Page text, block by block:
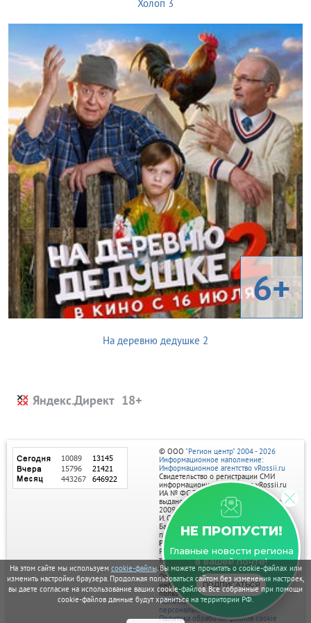
На этом сайте мы используем cookie-файлы. Вы можете прочитать о cookie-файлах или
изменить настройки браузера. Продолжая пользоваться сайтом без изменения настроек,
вы даете согласие на использование ваших cookie-файлов. Все собранные при помощи
cookie-файлов данные будут храниться на территории РФ.
Холоп 3
6+
На деревню дедушке 2
Яндекс.Директ
НЕ ПРОПУСТИ!
Главные новости региона
в вашей почте!
ПОДПИСАТЬСЯ
© ООО "Регион центр" 2004 - 2026
Информационное наполнение:
Информационное агентство vRossii.ru
Свидетельство о регистрации СМИ
информационного агентства vRossii.ru
ИА № ФС 77‑35502
выдано РОСКОМНАДЗОРом 04 марта
2009г.
И. О. Главного редактора Нарыков А. Н.
Баннеры на портале размещаются на
правах рекламы.
Реклама на портале:
Рекламное агентство "Умный маркетинг"
тел. 7-910-267-70-40,
email: umnyy.marketing@yandex.ru
Отдельные публикации могут содержать
информацию, не предназначенную для
пользователей до 18 лет.
Политика в отношении обработки
персональных данных
Политика обработки файлов cookie